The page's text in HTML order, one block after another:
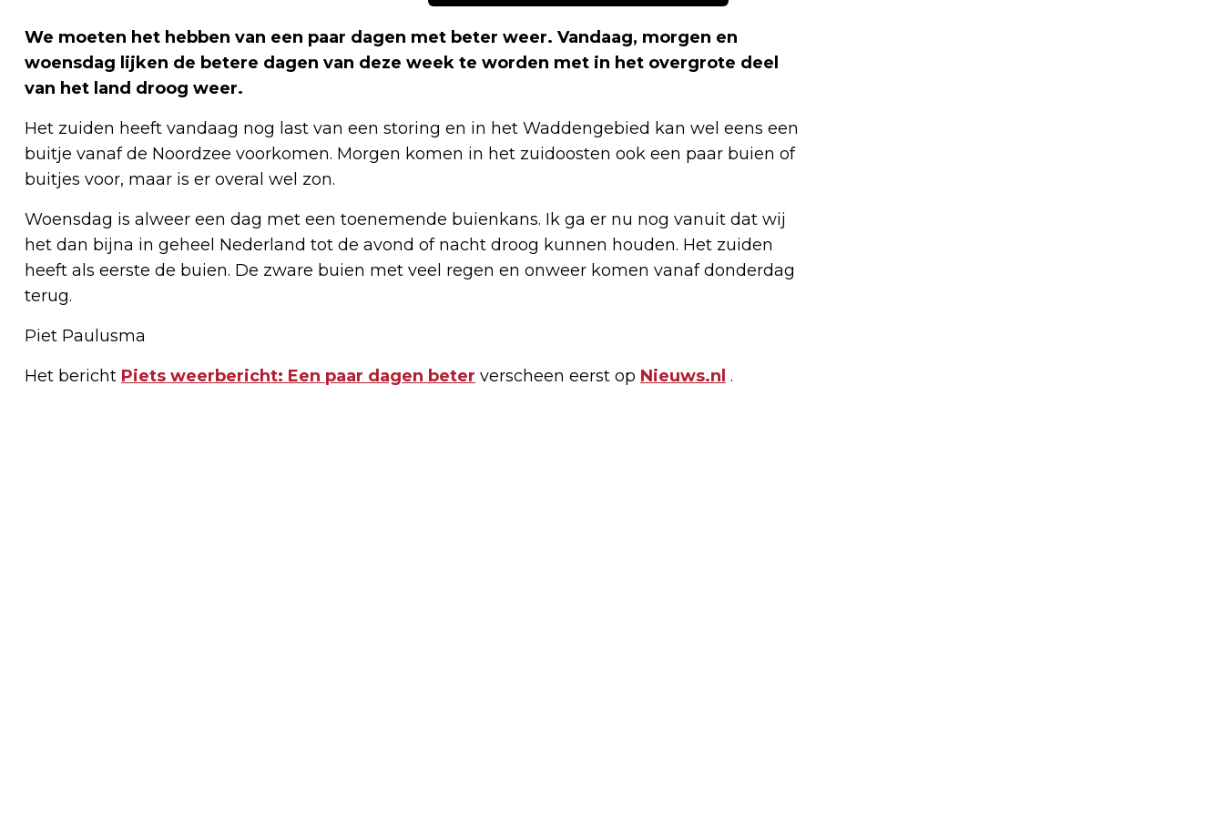
We moeten het hebben van een paar dagen met beter weer. Vandaag, morgen en
woensdag lijken de betere dagen van deze week te worden met in het overgrote deel
van het land droog weer.
Het zuiden heeft vandaag nog last van een storing en in het Waddengebied kan wel eens een
buitje vanaf de Noordzee voorkomen. Morgen komen in het zuidoosten ook een paar buien of
buitjes voor, maar is er overal wel zon.
Woensdag is alweer een dag met een toenemende buienkans. Ik ga er nu nog vanuit dat wij
het dan bijna in geheel Nederland tot de avond of nacht droog kunnen houden. Het zuiden
heeft als eerste de buien. De zware buien met veel regen en onweer komen vanaf donderdag
terug.
Piet Paulusma
Het bericht Piets weerbericht: Een paar dagen beter verscheen eerst op Nieuws.nl .